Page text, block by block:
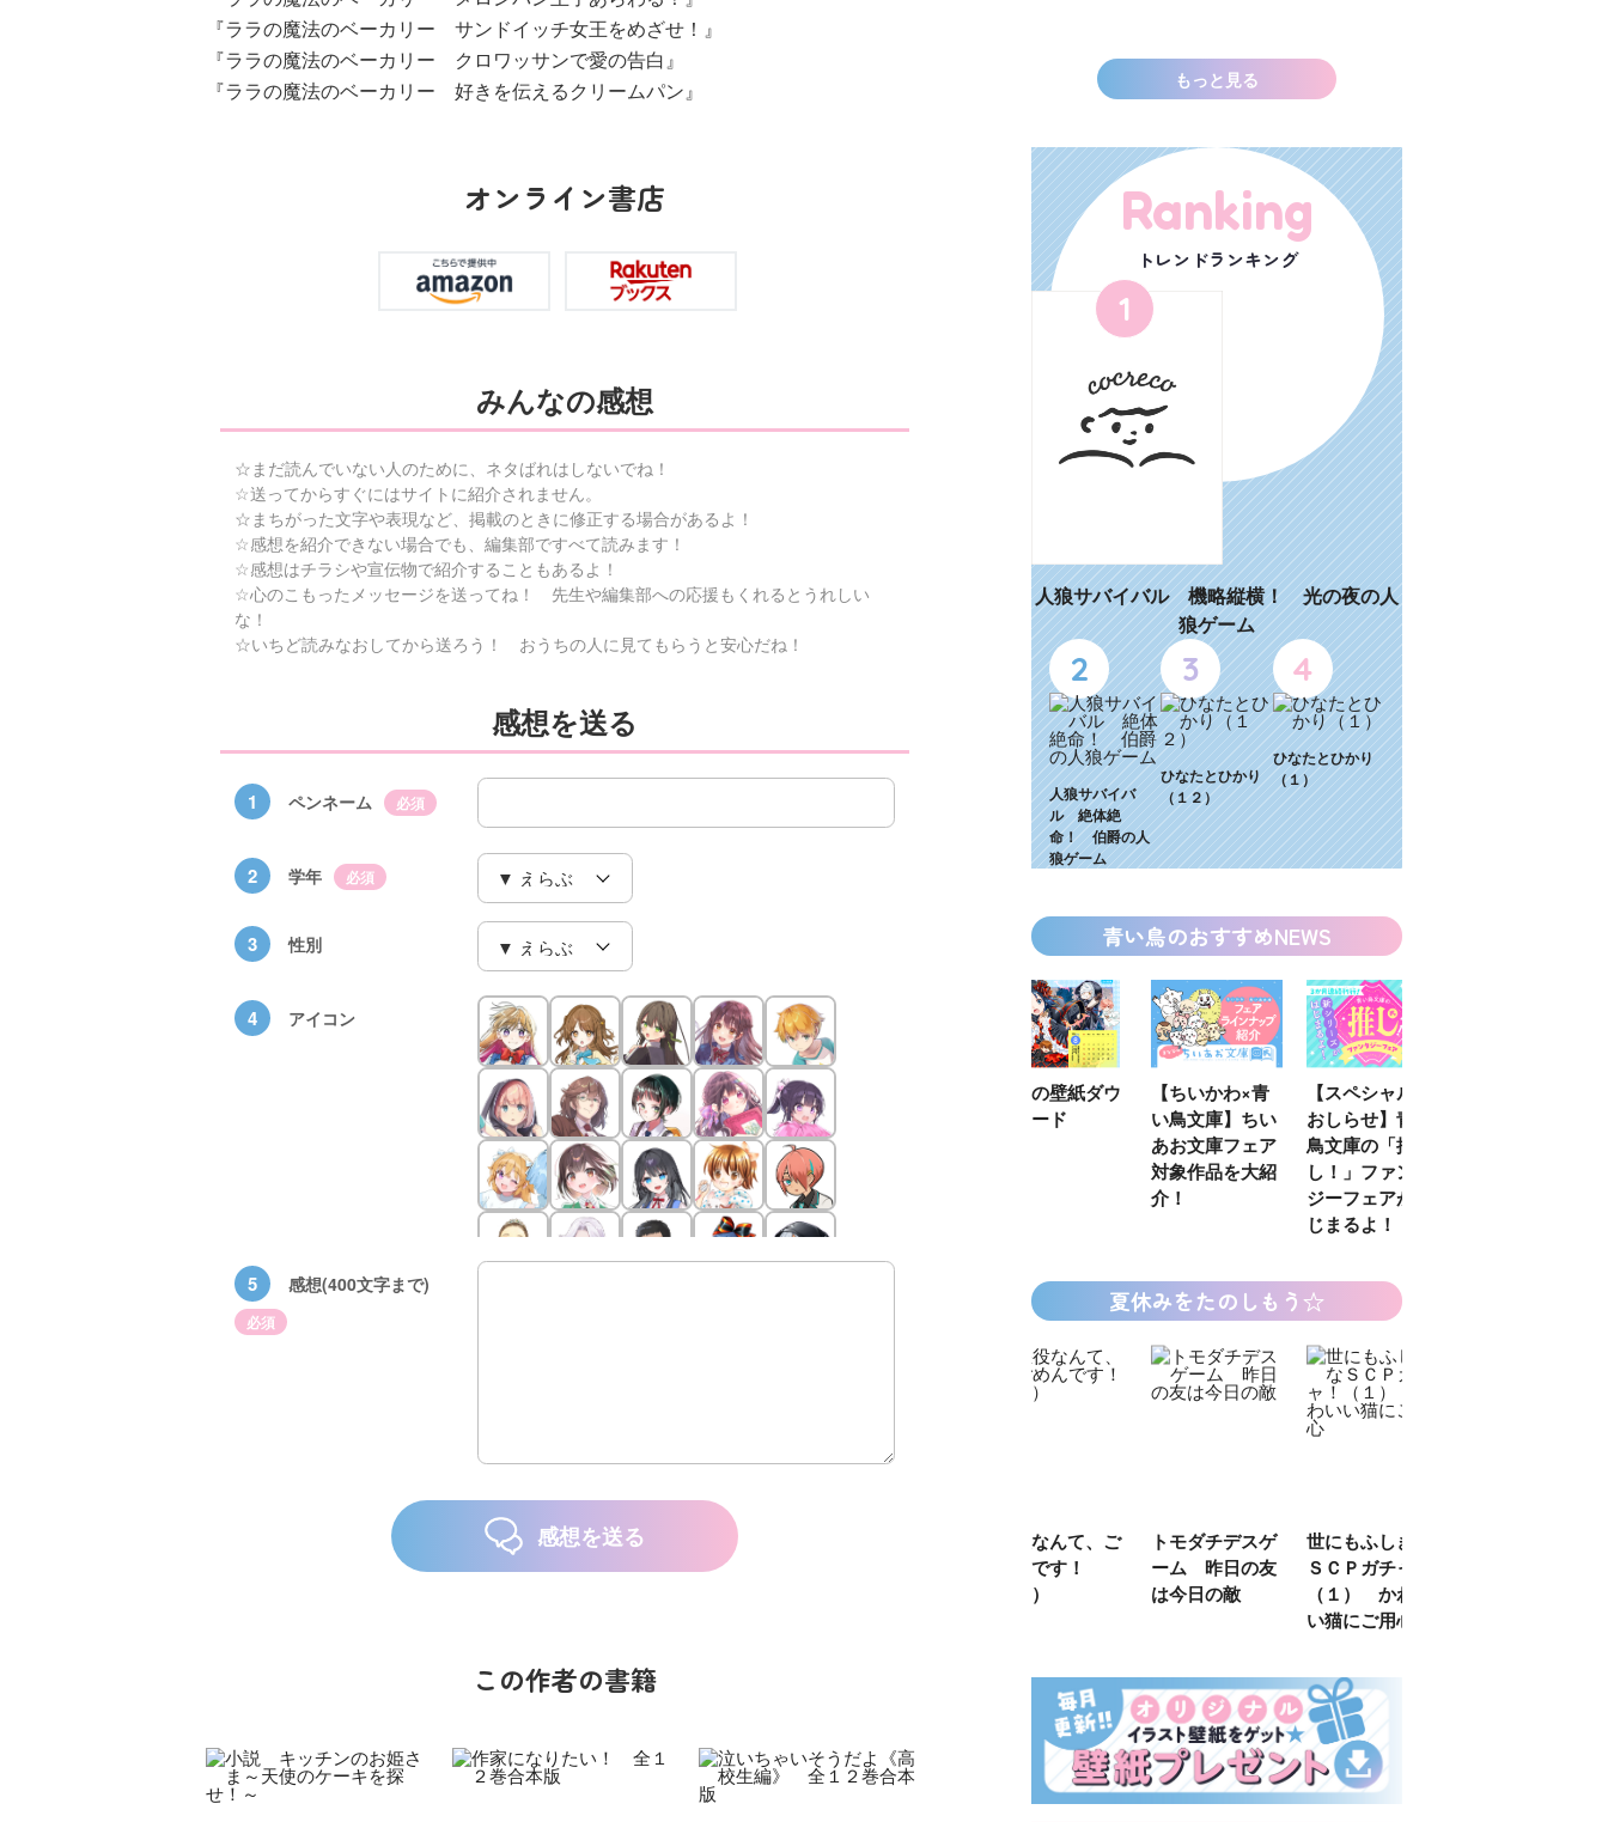
『ララの魔法のベーカリー サンドイッチ女王をめざせ！』
『ララの魔法のベーカリー クロワッサンで愛の告白』
『ララの魔法のベーカリー 好きを伝えるクリームパン』
オンライン書店
みんなの感想
☆まだ読んでいない人のために、ネタばれはしないでね！
☆送ってからすぐにはサイトに紹介されません。
☆まちがった文字や表現など、掲載のときに修正する場合があるよ！
☆感想を紹介できない場合でも、編集部ですべて読みます！
☆感想はチラシや宣伝物で紹介することもあるよ！
☆心のこもったメッセージを送ってね！ 先生や編集部への応援もくれるとうれしい
な！
☆いちど読みなおしてから送ろう！ おうちの人に見てもらうと安心だね！
感想を送る
1 ペンネーム 必須
2 学年 必須
3 性別
4 アイコン
5 感想(400文字まで)
必須
感想を送る
この作者の書籍
もっと見る
Ranking
トレンドランキング
1
人狼サバイバル 機略縦横！ 光の夜の人
狼ゲーム
2
人狼サバイバ
ル 絶体絶
命！ 伯爵の人
狼ゲーム
3
ひなたとひかり
（１２）
4
ひなたとひかり
（１）
青い鳥のおすすめNEWS
【速報】『黒魔
る‼』ついにコ
KZ高校生編、つ
いに始動！ 限
定特典＆ヒミツ
の参加企画も!?
ゴールデンウィ
ークにいっき読
み！ 青い鳥文
庫の名作「電子
合本版」おすす
め
【ちいかわ×青
い鳥文庫】ちい
【スペシャルな
おしらせ】青い
鳥文庫の「推
し！」ファンタ
ジーフェアがは
エブリスタ×講
談社青い鳥文庫
第９回小説賞開
催のおしらせ
夏休みをたのしもう☆
世にもふしぎな
ＳＣＰガチャ！
カラフルピーチ
はちゃめちゃ事
長浜高校水族館
部！
トモダチデスゲ
ーム 昨日の友
は今日の敵
世にもふしぎな
ＳＣＰガチャ！
（１） かわい
カラフルピーチ
はちゃめちゃ事
件簿